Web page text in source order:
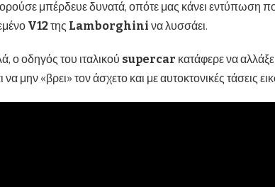
μπέρδευε δυνατά, οπότε μας κάνει εντύπωση
V12της Lamborghini να λυσσάει.
ο οδηγός του ιταλικού supercar κατάφερε να
να μην «βρει» τον άσχετο και με αυτοκτονικές τάσεις